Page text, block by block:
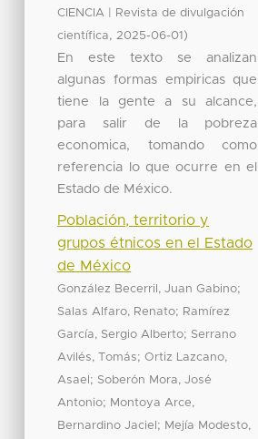
CIENCIA | Revista de divulgación
científica, 2025-06-01 )
En este texto se analizan
algunas formas empiricas que
tiene la gente a su alcance,
para salir de la pobreza
economica, tomando como
referencia lo que ocurre en el
Estado de México.
Población, territorio y
grupos étnicos en el Estado
de México
González Becerril, Juan Gabino;
Salas Alfaro, Renato; Ramírez
García, Sergio Alberto; Serrano
Avilés, Tomás;Ortiz Lazcano,
Asael ; Soberón Mora, José
Antonio; Montoya Arce,
Bernardino Jaciel ; Mejía Modesto,